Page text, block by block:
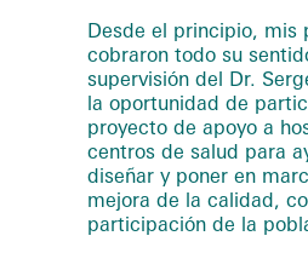
Desde el principio, mis
cobraron todo su
supervisión del Dr.
la oportunidad de
proyecto de apoyo a
centros de salud para
diseñar y poner en
mejora de la calidad,
participación de la